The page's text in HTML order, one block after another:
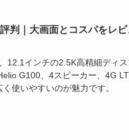
判｜大画面とコスパをレビ
12.1インチの2.5K高精細ディ
G100、4スピーカー、4G
使いやすいのが魅力です。